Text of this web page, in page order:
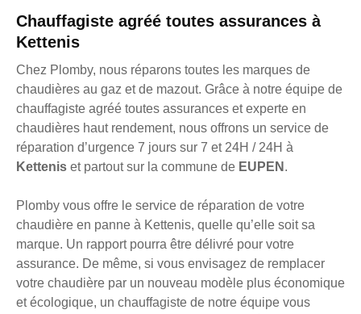
Chauffagiste agréé toutes assurances à
Kettenis
Chez Plomby, nous réparons toutes les marques de
chaudières au gaz et de mazout. Grâce à notre équipe de
chauffagiste agréé toutes assurances et experte en
chaudières haut rendement, nous offrons un service de
réparation d’urgence 7 jours sur 7 et 24H / 24H à
Kettenis et partout sur la commune de EUPEN .
Plomby vous offre le service de réparation de votre
chaudière en panne à Kettenis, quelle qu’elle soit sa
marque. Un rapport pourra être délivré pour votre
assurance. De même, si vous envisagez de remplacer
votre chaudière par un nouveau modèle plus économique
et écologique, un chauffagiste de notre équipe vous